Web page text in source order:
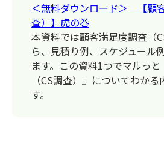
＜無料ダウンロード＞ 【顧
査）】虎の巻
本資料では顧客満足度調査（
ら、見積り例、スケジュール
ます。この資料1つでマルっ
（CS調査）』についてわか
す。